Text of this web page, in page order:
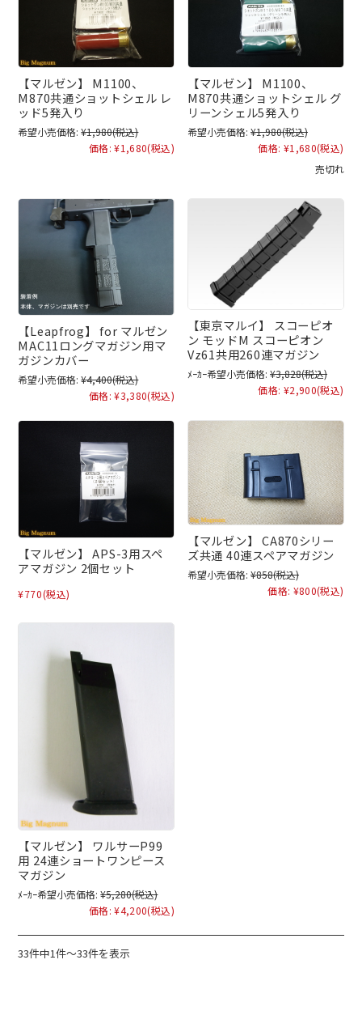
【マルゼン】 M1100、
M870共通ショットシェル レ
ッド5発入り
希望小売価格: ¥1,980(税込)
価格: ¥1,680(税込)
【マルゼン】 M1100、
M870共通ショットシェル グ
リーンシェル5発入り
希望小売価格: ¥1,980(税込)
価格: ¥1,680(税込)
売切れ
【Leapfrog】 for マルゼン
MAC11ロングマガジン用マ
ガジンカバー
希望小売価格: ¥4,400(税込)
価格: ¥3,380(税込)
【東京マルイ】 スコーピオ
ン モッドM スコーピオン
Vz61共用260連マガジン
ﾒｰｶｰ希望小売価格: ¥3,828(税込)
価格: ¥2,900(税込)
【マルゼン】 APS-3用スペ
アマガジン 2個セット
¥770(税込)
【マルゼン】 CA870シリー
ズ共通 40連スペアマガジン
希望小売価格: ¥858(税込)
価格: ¥800(税込)
【マルゼン】 ワルサーP99
用 24連ショートワンピース
マガジン
ﾒｰｶｰ希望小売価格: ¥5,280(税込)
価格: ¥4,200(税込)
33件中1件～33件を表示